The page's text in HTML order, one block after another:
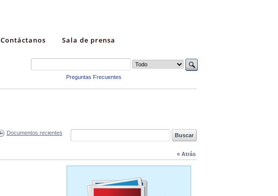
Contáctanos Sala de prensa
Preguntas Frecuentes
Documentos recientes
« Atrás